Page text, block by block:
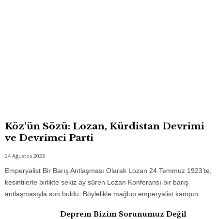
Köz’ün Sözü: Lozan, Kürdistan Devrimi
ve Devrimci Parti
24 Ağustos 2023
Emperyalist Bir Barış Antlaşması Olarak Lozan 24 Temmuz 1923’te,
kesintilerle birlikte sekiz ay süren Lozan Konferansı bir barış
antlaşmasıyla son buldu. Böylelikle mağlup emperyalist kampın...
Deprem Bizim Sorunumuz Değil